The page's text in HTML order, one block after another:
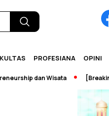
PROFESIANA OPINI
dan Wisata [Breaking